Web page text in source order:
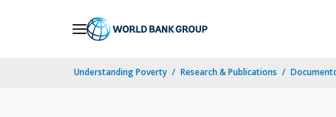
Understanding Poverty Research & Publications